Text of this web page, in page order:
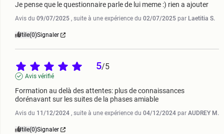
Je pense que le questionnaire parle de lui meme :) rien a ajouter
Avis du 09/07/2025 , suite à une expérience du 02/07/2025 par Laetitia S.
Utile(0)Signaler
5/5
Avis vérifié
Formation au delà des attentes: plus de connaissances
dorénavant sur les suites de la phases amiable
Avis du 11/12/2024 , suite à une expérience du 04/12/2024 par AUDREY M.
Utile(0)Signaler